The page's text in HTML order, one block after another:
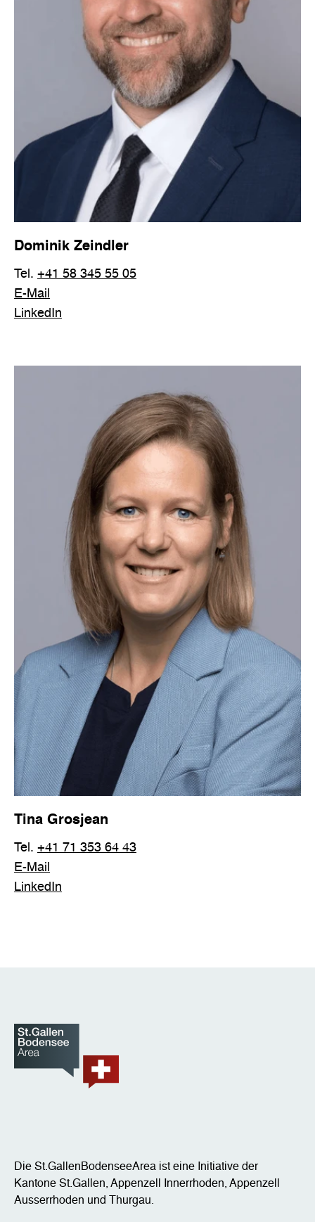
Dominik Zeindler
Tel. +41 58 345 55 05
E-Mail
LinkedIn
Tina Grosjean
Tel. +41 71 353 64 43
E-Mail
LinkedIn
Die St.GallenBodenseeArea ist eine Initiative der
Kantone St.Gallen, Appenzell Innerrhoden, Appenzell
Ausserrhoden und Thurgau.